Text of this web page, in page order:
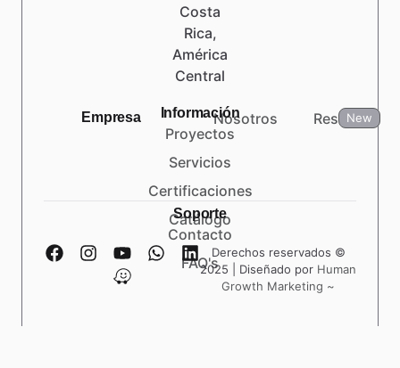
Costa
Rica,
América
Central
Empresa Nosotros Reseñas
New
Información
Proyectos
Servicios
Certificaciones
Catálogo
Soporte
Contacto
FAQ's
Derechos reservados ©
2025 | Diseñado por Human
Growth Marketing ~